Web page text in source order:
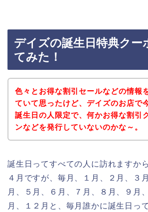
デイズの誕生日特典クー
てみた！
色々とお得な割引セールなどの情報
ていて思ったけど、デイズのお店で
誕生日の人限定で、何かお得な割引
ンなどを発行していないのかな～。
誕生日ってすべての人に訪れますか
４月ですが、毎月、１月、２月、３
月、５月、６月、７月、８月、９月
月、１２月と、毎月誰かに誕生日っ